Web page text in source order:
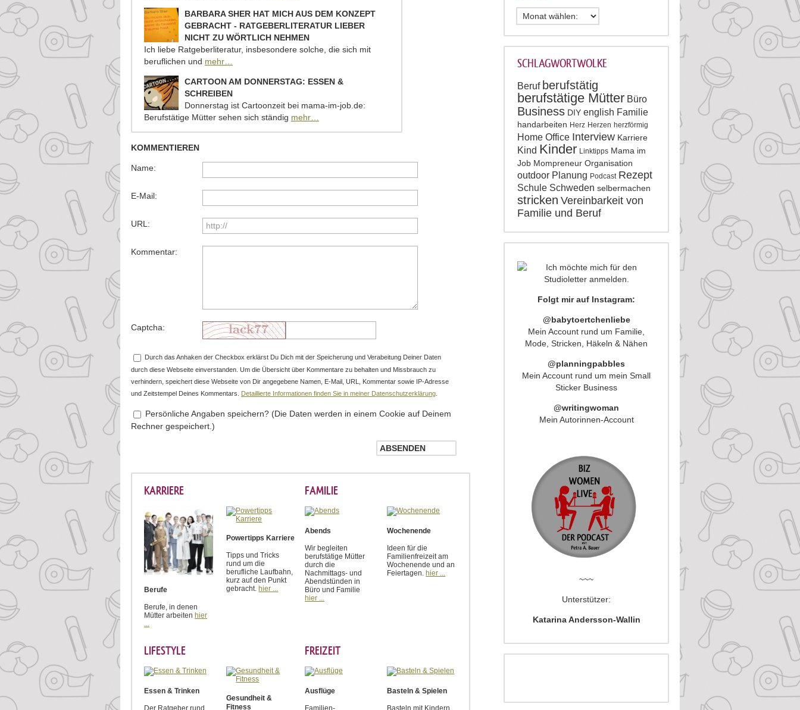
SCHLAGWORTWOLKE
Beruf berufstätig
berufstätige Mütter Büro
Business DIY english Familie
handarbeiten Herz Herzen herzförmig
Home Office Interview Karriere
Kind Kinder Linktipps Mama im
Job Mompreneur Organisation
outdoor Planung Podcast Rezept
Schule Schweden selbermachen
stricken Vereinbarkeit von
Familie und Beruf
Folgt mir auf Instagram:
@babytoertchenliebe
Mein Account rund um Familie,
Mode, Stricken, Häkeln & Nähen
@planningpabbles
Mein Account rund um mein Small
Sticker Business
@writingwoman
Mein Autorinnen-Account
~~~
Unterstützer:
Katarina Andersson-Wallin
BARBARA SHER HAT MICH AUS DEM KONZEPT
GEBRACHT - RATGEBERLITERATUR LIEBER
NICHT ZU WÖRTLICH NEHMEN
Ich liebe Ratgeberliteratur, insbesondere solche, die sich mit
beruflichen und mehr…
CARTOON AM DONNERSTAG: ESSEN &
SCHREIBEN
Donnerstag ist Cartoonzeit bei mama-im-job.de:
Berufstätige Mütter sehen sich ständig mehr…
KOMMENTIEREN
Name:
E-Mail:
URL:
Kommentar:
Captcha:
Durch das Anhaken der Checkbox erklärst Du Dich mit der Speicherung und Verabeitung Deiner Daten
durch diese Webseite einverstanden. Um die Übersicht über Kommentare zu behalten und Missbrauch zu
verhindern, speichert diese Webseite von Dir angegebene Namen, E-Mail, URL, Kommentar sowie IP-Adresse
und Zeitstempel Deines Kommentars. Detaillierte Informationen finden Sie in meiner Datenschutzerklärung
Persönliche Angaben speichern? (Die Daten werden in einem Cookie auf Deinem
Rechner gespeichert.)
KARRIERE
Berufe
Berufe, in denen
Mütter arbeiten hier
...
Powertipps Karriere
Tipps und Tricks
rund um die
berufliche Laufbahn,
kurz auf den Punkt
gebracht.hier ...
FAMILIE
Abends
Wir begleiten
berufstätige Mütter
durch die
Nachmittags- und
Abendstünden in
Büro und Familie
hier ...
Wochenende
Ideen für die
Familienfreizeit am
Wochenende und an
Feiertagen.hier ...
LIFESTYLE
Essen & Trinken
Der Ratgeber rund
Gesundheit &
Fitness
FREIZEIT
Ausflüge
Familien-
Basteln & Spielen
Basteln mit Kindern